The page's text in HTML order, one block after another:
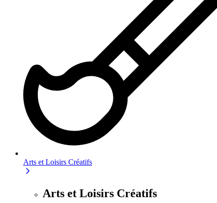
Arts et Loisirs Créatifs
Arts et Loisirs Créatifs